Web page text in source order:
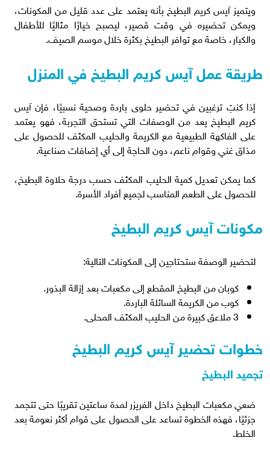
ويتميز آيس كريم البطيخ بأنه يعتمد على عدد قليل من المكونات،
ويمكن تحضيره في وقت قصير، ليصبح خيارًا مثاليًا للأطفال
والكبار، خاصة مع توافر البطيخ بكثرة خلال موسم الصيف.
طريقة عمل آيس كريم البطيخ في المنزل
إذا كنتِ ترغبين في تحضير حلوى باردة وصحية نسبيًا، فإن آيس
كريم البطيخ يعد من الوصفات التي تستحق التجربة، فهو يعتمد
على الفاكهة الطبيعية مع الكريمة والحليب المكثف للحصول على
مذاق غني وقوام ناعم، دون الحاجة إلى أي إضافات صناعية.
كما يمكن تعديل كمية الحليب المكثف حسب درجة حلاوة البطيخ،
للحصول على الطعم المناسب لجميع أفراد الأسرة.
مكونات آيس كريم البطيخ
لتحضير الوصفة ستحتاجين إلى المكونات التالية:
كوبان من البطيخ المقطع إلى مكعبات بعد إزالة البذور.
كوب من الكريمة السائلة الباردة.
3 ملاعق كبيرة من الحليب المكثف المحلى.
خطوات تحضير آيس كريم البطيخ
تجميد البطيخ
ضعي مكعبات البطيخ داخل الفريزر لمدة ساعتين تقريبًا حتى تتجمد
جزئيًا، فهذه الخطوة تساعد على الحصول على قوام أكثر نعومة بعد
الخلط.